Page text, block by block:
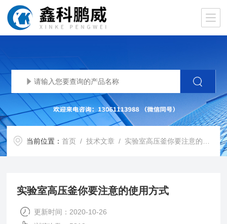
当前位置：首页 /技术文章 / 实验室高压釜你要注意的使用方式
实验室高压釜你要注意的使用方式
更新时间：2020-10-26